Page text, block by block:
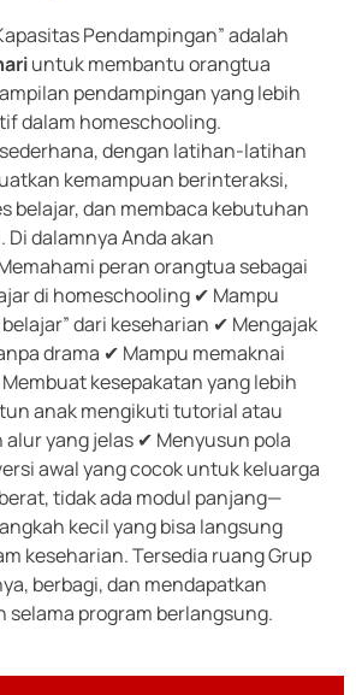
Pendampingan” adalah
untuk membantu orangtua
pendampingan yang lebih
dalam homeschooling.
dengan latihan-latihan
kemampuan berinteraksi,
belajar, dan membaca kebutuhan
dalamnya Anda akan
peran orangtua sebagai
di homeschooling ✔ Mampu
dari keseharian ✔ Mengajak
drama ✔ Mampu memaknai
kesepakatan yang lebih
anak mengikuti tutorial atau
yang jelas ✔ Menyusun pola
awal yang cocok untuk keluarga
tidak ada modul panjang—
kecil yang bisa langsung
keseharian. Tersedia ruang Grup
berbagi, dan mendapatkan
selama program berlangsung.